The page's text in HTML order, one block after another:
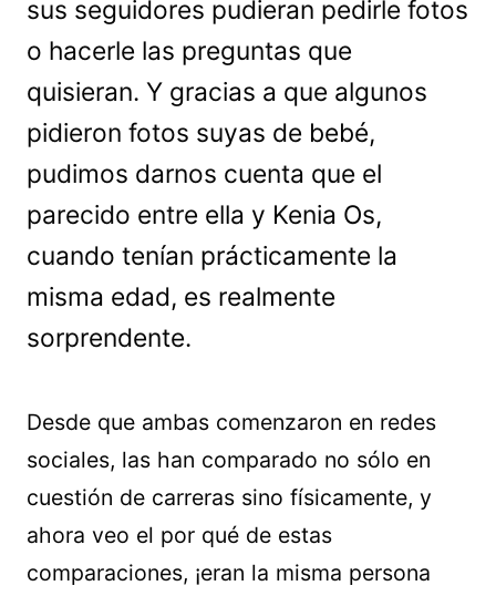
sus seguidores pudieran pedirle fotos
o hacerle las preguntas que
quisieran. Y gracias a que algunos
pidieron fotos suyas de bebé,
pudimos darnos cuenta que el
parecido entre ella y Kenia Os,
cuando tenían prácticamente la
misma edad, es realmente
sorprendente.
Desde que ambas comenzaron en redes
sociales, las han comparado no sólo en
cuestión de carreras sino físicamente, y
ahora veo el por qué de estas
comparaciones, ¡eran la misma persona